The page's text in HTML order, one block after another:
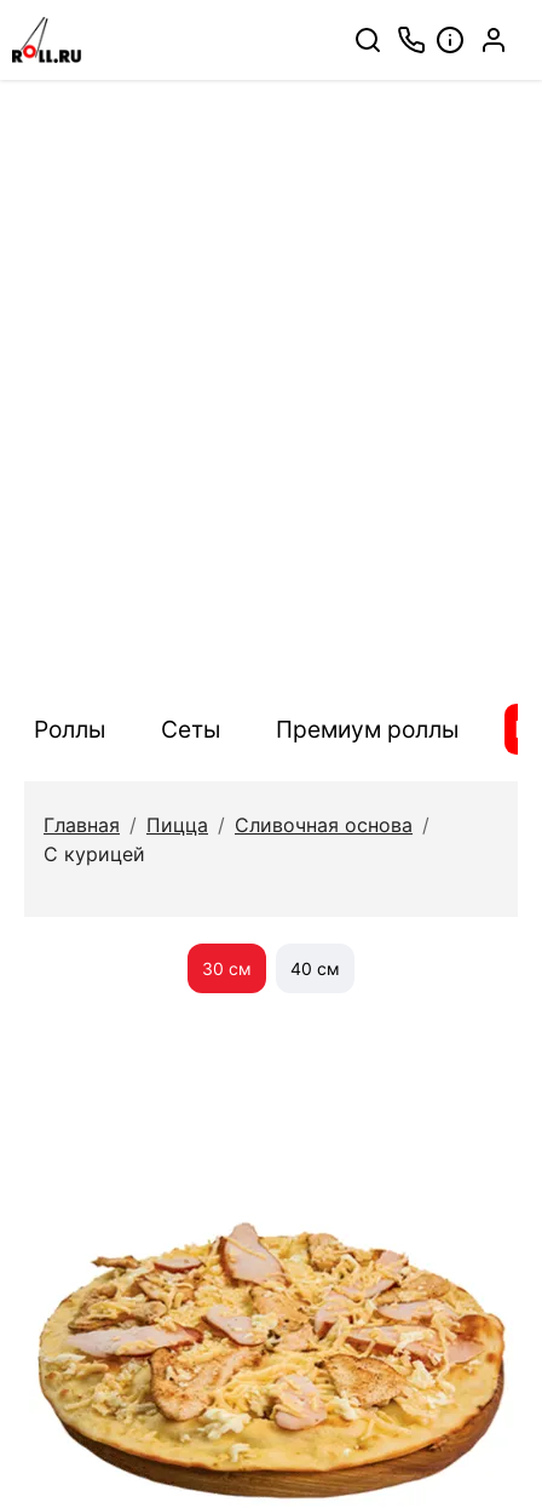
Роллы Сеты Премиум роллы
Главная / Пицца / Сливочная основа /
С курицей
30 см 40 см